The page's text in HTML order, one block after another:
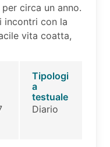
circa un anno.
incontri con la
vita coatta,
Tipologi
a
testuale
Diario